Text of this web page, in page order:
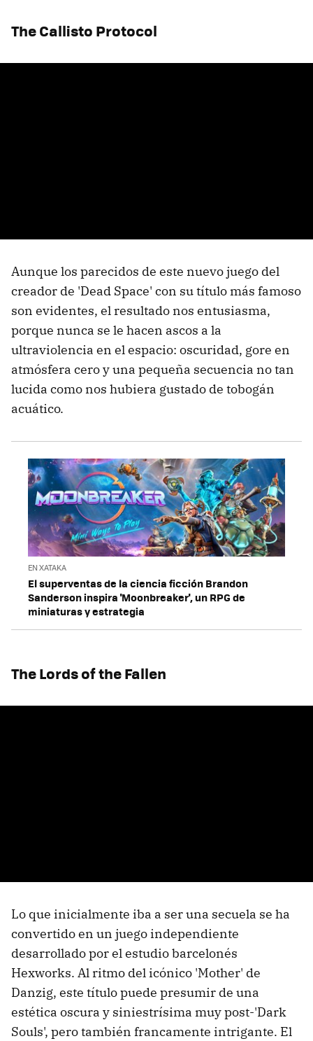
The Callisto Protocol
Aunque los parecidos de este nuevo juego del
creador de 'Dead Space' con su título más famoso
son evidentes, el resultado nos entusiasma,
porque nunca se le hacen ascos a la
ultraviolencia en el espacio: oscuridad, gore en
atmósfera cero y una pequeña secuencia no tan
lucida como nos hubiera gustado de tobogán
acuático.
EN XATAKA
El superventas de la ciencia ficción Brandon
Sanderson inspira 'Moonbreaker', un RPG de
miniaturas y estrategia
The Lords of the Fallen
Lo que inicialmente iba a ser una secuela se ha
convertido en un juego independiente
desarrollado por el estudio barcelonés
Hexworks. Al ritmo del icónico 'Mother' de
Danzig, este título puede presumir de una
estética oscura y siniestrísima muy post-'Dark
Souls', pero también francamente intrigante. El